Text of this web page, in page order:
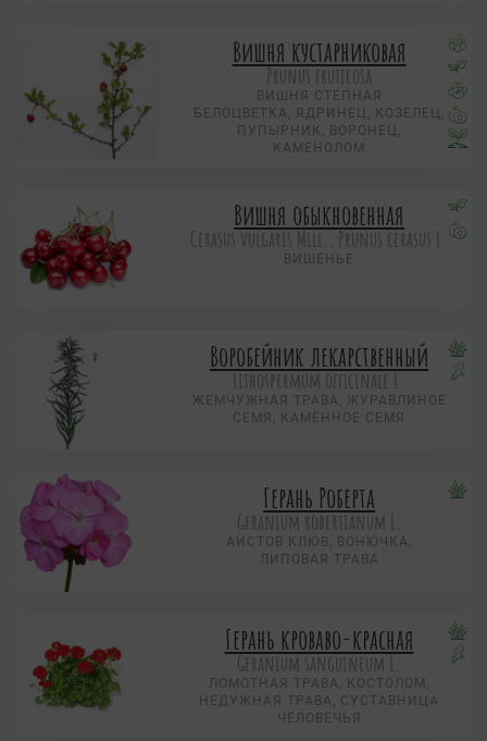
Вишня кустарниковая
Prunus fruticosa
ВИШНЯ СТЕПНАЯ
БЕЛОЦВЕТКА, ЯДРИНЕЦ, КОЗЕЛЕЦ,
ПУПЫРНИК, ВОРОНЕЦ,
КАМЕНОЛОМ
Вишня обыкновенная
Cerasus vulgaris Mill., Prunus cerasus L.
ВИШЕНЬЕ
Воробейник лекарственный
Lithospermum officinale L.
ЖЕМЧУЖНАЯ ТРАВА, ЖУРАВЛИНОЕ
СЕМЯ, КАМЕННОЕ СЕМЯ
Герань Роберта
Geranium robertianum L.
АИСТОВ КЛЮВ, ВОНЮЧКА,
ЛИПОВАЯ ТРАВА
Герань кроваво-красная
Geranium sanguineum L.
ЛОМОТНАЯ ТРАВА, КОСТОЛОМ,
НЕДУЖНАЯ ТРАВА, СУСТАВНИЦА
ЧЕЛОВЕЧЬЯ